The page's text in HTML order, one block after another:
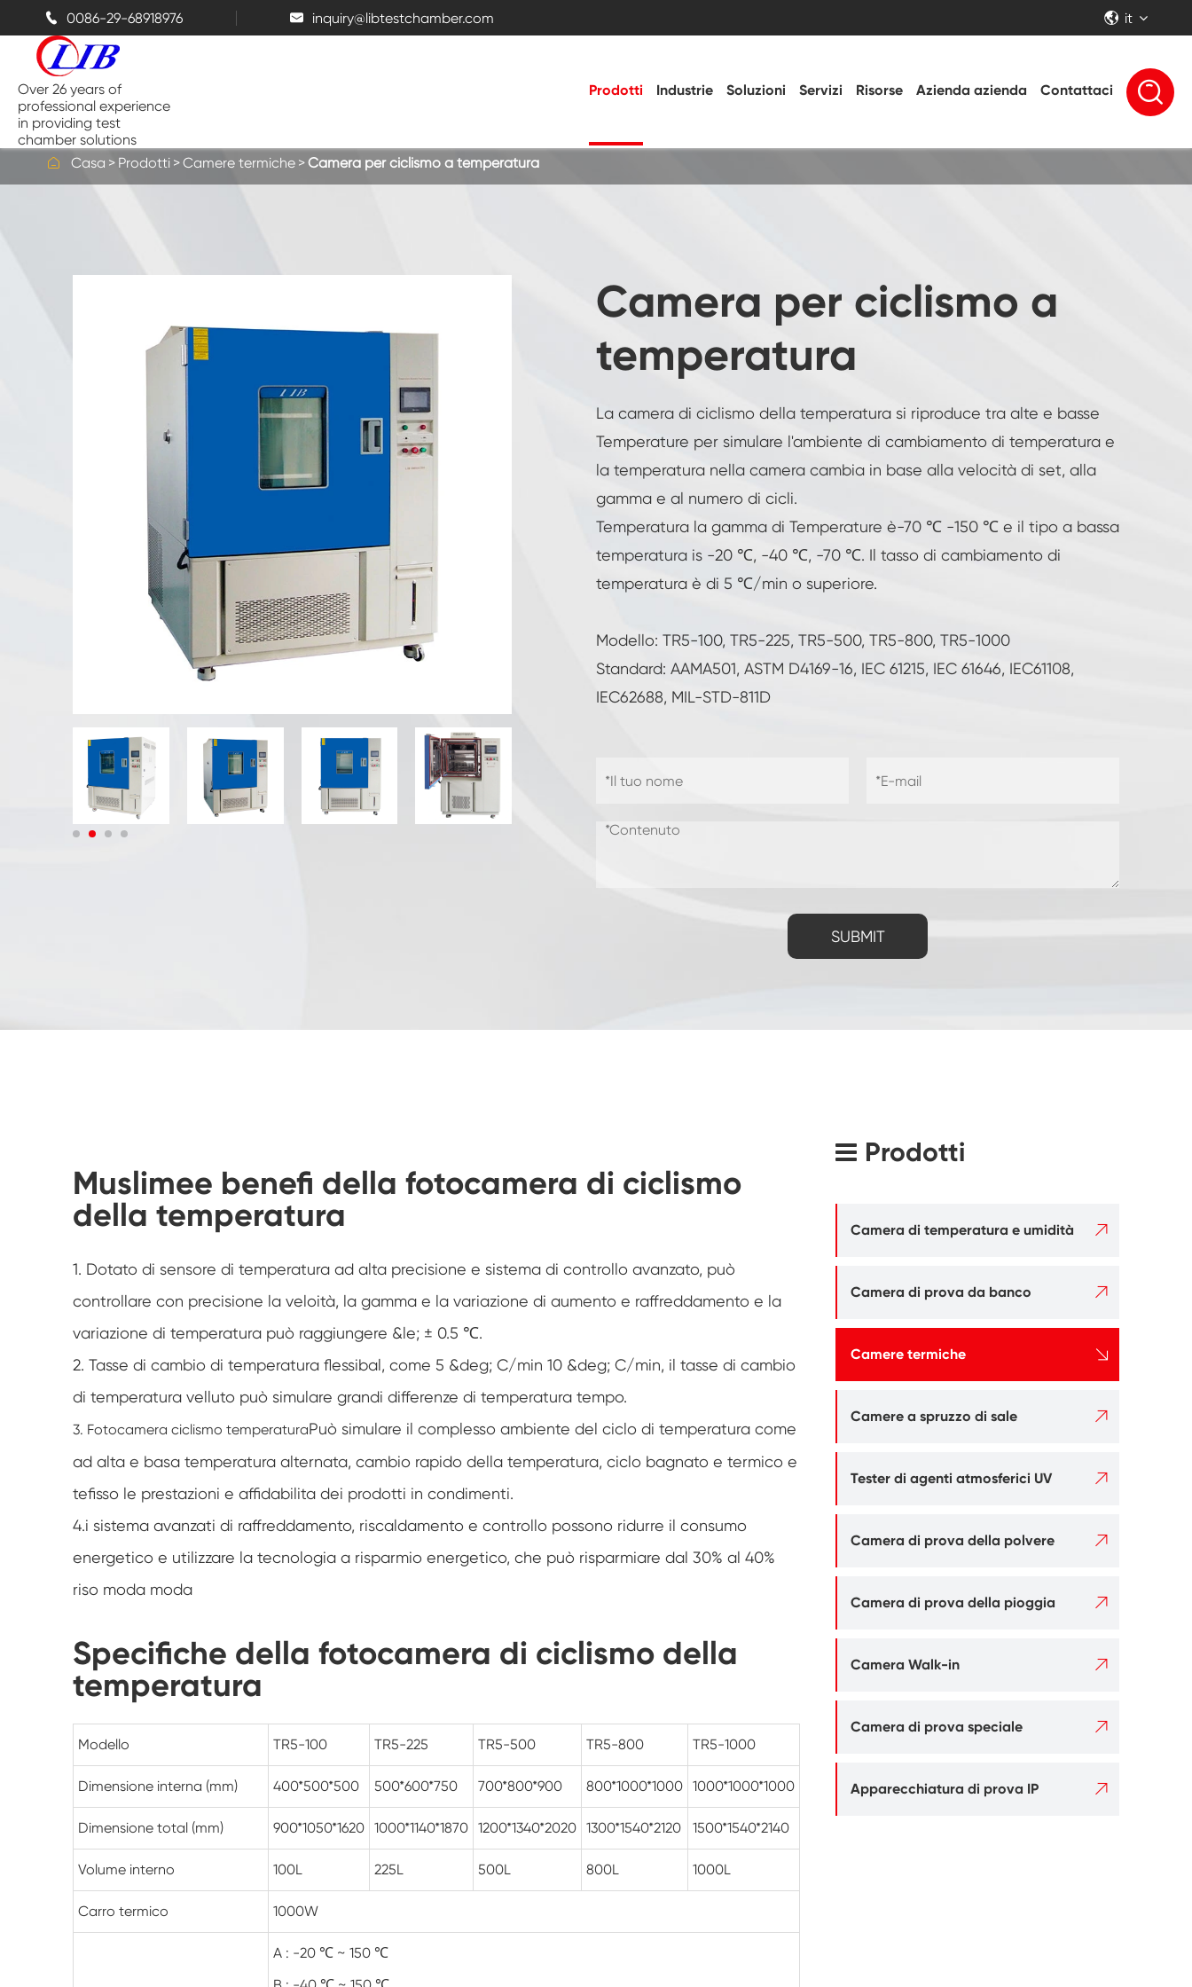
 0086-29-68918976  inquiry@libtestchamber.com  it
Over 26 years of
professional experience
in providing test
chamber solutions
Prodotti
Camera di prova da banco
Camere a spruzzo di sale
Camera di prova speciale
Apparecchiatura di prova IP
Camera fredda calda
Camera di prova ad alta bassa temperatura
Camera di umidità a temperatura costante
Camera di prova per batterie
Camera a controllo ambientale
Macchina per prove di stabilità termica
Camera di riscaldamento umida per moduli
fotovoltaici
Camera di prova del clima e della
temperatura
Camera di prova di resistenza al
congelamento
Camera di umidità della temperatura
conservazione
Nebbia salina combinata e camera di prova
Unità per il controllo ambientale di
temperatura e umidità
Camera di prova della temperatura e della
bassa pressione dell'aria
Camera di simulazione ambientale della
temperatura
della temperatura
Camera di prova ambientale Versatile
Camera di abuso termico
Camera a temperatura costante
Camera di stabilità del Test di
invecchiamento dell'idrolisi
Camera di prova della temperatura e
dell'umidità costante
Stoppino umido per camera di prova
Industrie Soluzioni Servizi Risorse Azienda azienda Contattaci 
 Casa Prodotti Camere termiche Camera per ciclismo a temperatura
Camera per ciclismo a
temperatura
La camera di ciclismo della temperatura si riproduce tra alte e basse
Temperature per simulare l'ambiente di cambiamento di temperatura e
la temperatura nella camera cambia in base alla velocità di set, alla
gamma e al numero di cicli.
Temperatura la gamma di Temperature è-70 ℃ -150 ℃ e il tipo a bassa
temperatura is -20 ℃, -40 ℃, -70 ℃. Il tasso di cambiamento di
temperatura è di 5 ℃/min o superiore.
Modello: TR5-100, TR5-225, TR5-500, TR5-800, TR5-1000
Standard: AAMA501, ASTM D4169-16, IEC 61215, IEC 61646, IEC61108,
IEC62688, MIL-STD-811D
SUBMIT
Muslimee benefi della fotocamera di ciclismo
della temperatura
1. Dotato di sensore di temperatura ad alta precisione e sistema di controllo avanzato, può
controllare con precisione la veloità, la gamma e la variazione di aumento e raffreddamento e la
variazione di temperatura può raggiungere &le; ± 0.5 ℃.
2. Tasse di cambio di temperatura flessibal, come 5 &deg; C/min 10 &deg; C/min, il tasse di cambio
di temperatura velluto può simulare grandi differenze di temperatura tempo.
3. Fotocamera ciclismo temperaturaPuò simulare il complesso ambiente del ciclo di temperatura come
ad alta e basa temperatura alternata, cambio rapido della temperatura, ciclo bagnato e termico e
tefisso le prestazioni e affidabilita dei prodotti in condimenti.
4.i sistema avanzati di raffreddamento, riscaldamento e controllo possono ridurre il consumo
energetico e utilizzare la tecnologia a risparmio energetico, che può risparmiare dal 30% al 40%
riso moda moda
Specifiche della fotocamera di ciclismo della
temperatura
Modello TR5-100 TR5-225 TR5-500 TR5-800 TR5-1000
Dimensione interna (mm) 400*500*500 500*600*750 700*800*900 800*1000*1000 1000*1000*1000
Dimensione total (mm) 900*1050*1620 1000*1140*1870 1200*1340*2020 1300*1540*2120 1500*1540*2140
Volume interno 100L 225L 500L 800L 1000L
Carro termico 1000W
A : -20 ℃ ~ 150 ℃
Prodotti
Camera di temperatura e umidità 
Camera di prova da banco 
Camere termiche 
Camere a spruzzo di sale 
Tester di agenti atmosferici UV 
Camera di prova della polvere 
Camera di prova della pioggia 
Camera Walk-in 
Camera di prova speciale 
Apparecchiatura di prova IP 